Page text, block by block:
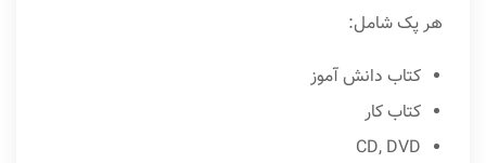
هر پک شامل:
کتاب دانش آموز
کتاب کار
CD, DVD